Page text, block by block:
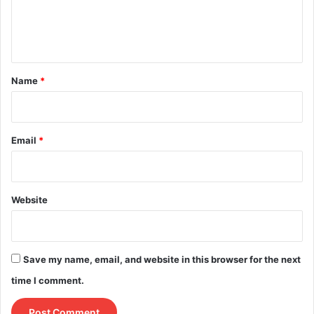
*
Name *
Email *
Website
Save my name, email, and website in this browser for the next
time I comment.